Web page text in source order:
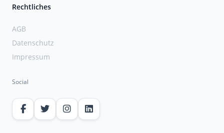
Rechtliches
AGB
Datenschutz
Impressum
Social